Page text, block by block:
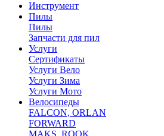
Инструмент
Пилы
Пилы
Запчасти для пил
Услуги
Сертификаты
Услуги Вело
Услуги Зима
Услуги Мото
Велосипеды
FALCON, ORLAN
FORWARD
MAKS, ROOK